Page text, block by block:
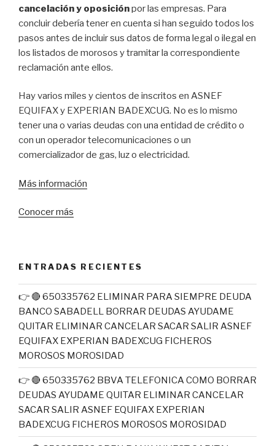
cancelación y oposiciónpor las empresas. Para
concluir debería tener en cuenta si han seguido todos los
pasos antes de incluir sus datos de forma legal o ilegal en
los listados de morosos y tramitar la correspondiente
reclamación ante ellos.
Hay varios miles y cientos de inscritos en ASNEF
EQUIFAX y EXPERIAN BADEXCUG. No es lo mismo
tener una o varias deudas con una entidad de crédito o
con un operador telecomunicaciones o un
comercializador de gas, luz o electricidad.
Más información
Conocermás
ENTRADAS RECIENTES
👉 🔴 650335762 ELIMINAR PARA SIEMPRE DEUDA
BANCO SABADELL BORRAR DEUDAS AYUDAME
QUITAR ELIMINAR CANCELAR SACAR SALIR ASNEF
EQUIFAX EXPERIAN BADEXCUG FICHEROS
MOROSOS MOROSIDAD
👉 🔴 650335762 BBVA TELEFONICA COMO BORRAR
DEUDAS AYUDAME QUITAR ELIMINAR CANCELAR
SACAR SALIR ASNEF EQUIFAX EXPERIAN
BADEXCUG FICHEROS MOROSOS MOROSIDAD